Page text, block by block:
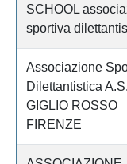
SCHOOL
sportiva
Associazione
Dilettantistica
GIGLIO ROSSO
FIRENZE